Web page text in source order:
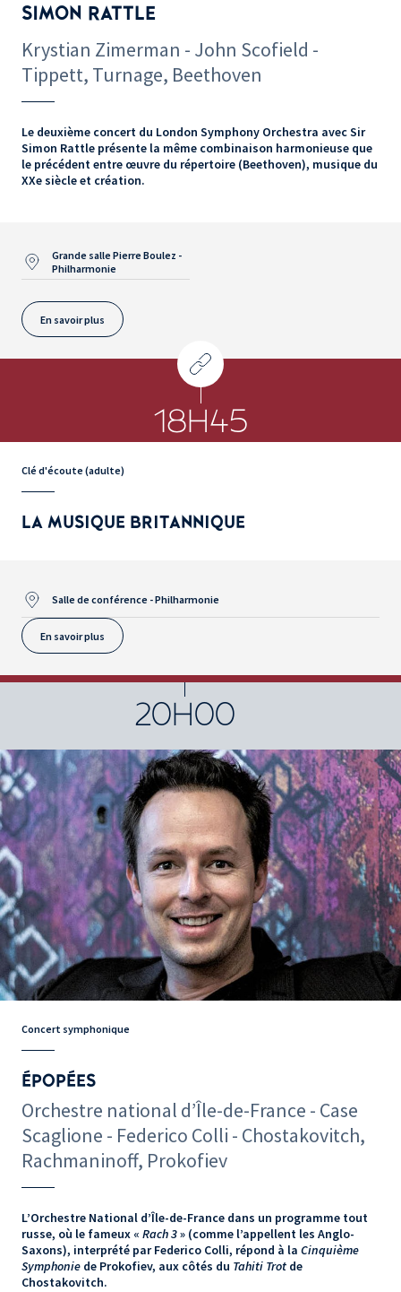
SIMON RATTLE
Krystian Zimerman - John Scofield -
Tippett, Turnage, Beethoven
Le deuxième concert du London Symphony Orchestra avec Sir
Simon Rattle présente la même combinaison harmonieuse que
le précédent entre œuvre du répertoire (Beethoven), musique du
XXe siècle et création.
Grande salle Pierre Boulez -
Philharmonie
En savoir plus
18H45
Clé d'écoute (adulte)
LA MUSIQUE BRITANNIQUE
Salle de conférence - Philharmonie
En savoir plus
20H00
Concert symphonique
ÉPOPÉES
Orchestre national d’Île-de-France - Case
Scaglione - Federico Colli - Chostakovitch,
Rachmaninoff, Prokofiev
L’Orchestre National d’Île-de-France dans un programme tout
russe, où le fameux « Rach 3» (comme l’appellent les Anglo-
Saxons), interprété par Federico Colli, répond à la Cinquième
Symphonie de Prokofiev, aux côtés du Tahiti Trot de
Chostakovitch.